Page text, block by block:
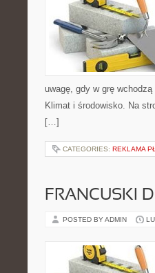
uwagę, gdy w grę
Klimat i środowisko. Na
[…]
CATEGORIES: REKLAMA
FRANCUSKI
POSTED BY ADMIN